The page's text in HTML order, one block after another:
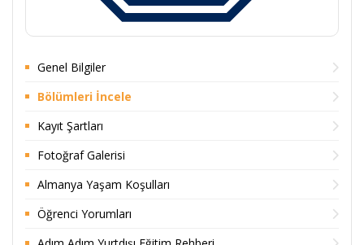
Genel Bilgiler
Bölümleri İncele
Kayıt Şartları
Fotoğraf Galerisi
Almanya Yaşam Koşulları
Öğrenci Yorumları